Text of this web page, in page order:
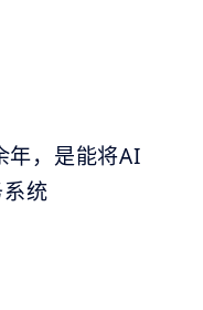
年，是能将AI
统